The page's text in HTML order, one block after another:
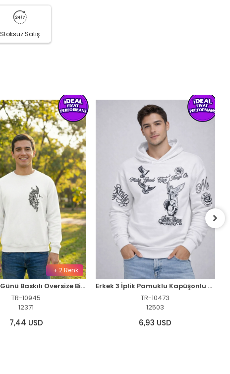
Stoksuz Satış
+ 2 Renk
Sevgililer Günü Baskılı Oversize Bisiklet Yaka Sweatshirt - Beyaz
TR-10945
12371
7,44 USD
Erkek 3 İplik Pamuklu Kapüşonlu Baskılı SweatShirt hoodie - Beyaz
TR-10473
12503
6,93 USD